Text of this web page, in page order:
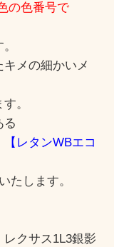
の色番号で
メの細かいメ
。
る
【レタンWBエコ
たします。
レクサス1L3銀影